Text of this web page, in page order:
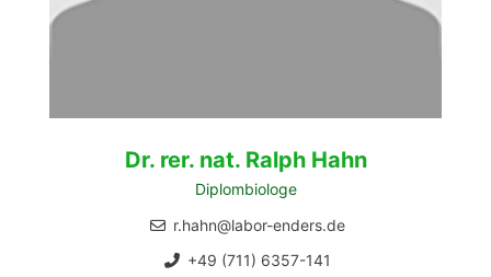
Dr. rer. nat. Ralph Hahn
Diplombiologe
r.hahn@labor-enders.de
+49 (711) 6357-141